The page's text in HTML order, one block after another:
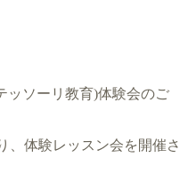
ッソーリ教育)体験会のご
、体験レッスン会を開催さ